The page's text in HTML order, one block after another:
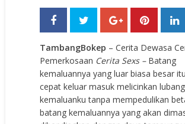
TambangBokep – Cerita Dewasa
Pemerkosaan Cerita Sexs – Batang
kemaluannya yang luar biasa besar
cepat keluar masuk melicinkan lubang
kemaluanku tanpa mempedulikan
batang kemaluannya yang akan